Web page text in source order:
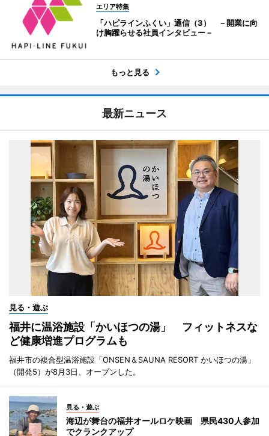
エリア特集
「ハピラインふくい」通信（3） －開業に向
け胸躍らせる社員インタビュー－
もっと見る
最新ニュース
見る・遊ぶ
福井に温浴施設「かいほつの湯」 フィットネスな
ど健康増進プログラムも
福井市の複合型温浴施設「ONSEN＆SAUNA RESORT かいほつの湯」
（開発5）が8月3日、オープンした。
見る・遊ぶ
海辺が舞台の福井オールロケ映画 県民430人参加
でクランクアップ